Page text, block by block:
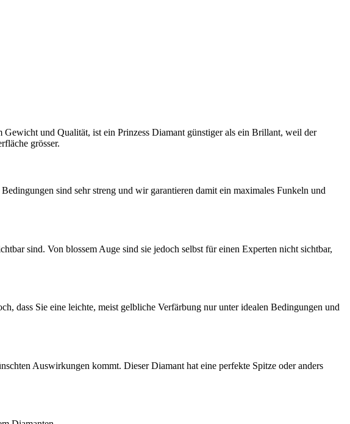
und Qualität, ist ein Prinzess Diamant günstiger als ein Brillant, weil der
grösser.
sind sehr streng und wir garantieren damit ein maximales Funkeln und
sind. Von blossem Auge sind sie jedoch selbst für einen Experten nicht sichtbar,
dass Sie eine leichte, meist gelbliche Verfärbung nur unter idealen Bedingungen und
Auswirkungen kommt. Dieser Diamant hat eine perfekte Spitze oder anders